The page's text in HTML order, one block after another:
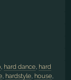
, hard dance hard
hardstyle house